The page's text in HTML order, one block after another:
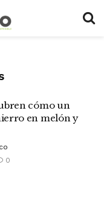
cómo un
en melón y
0